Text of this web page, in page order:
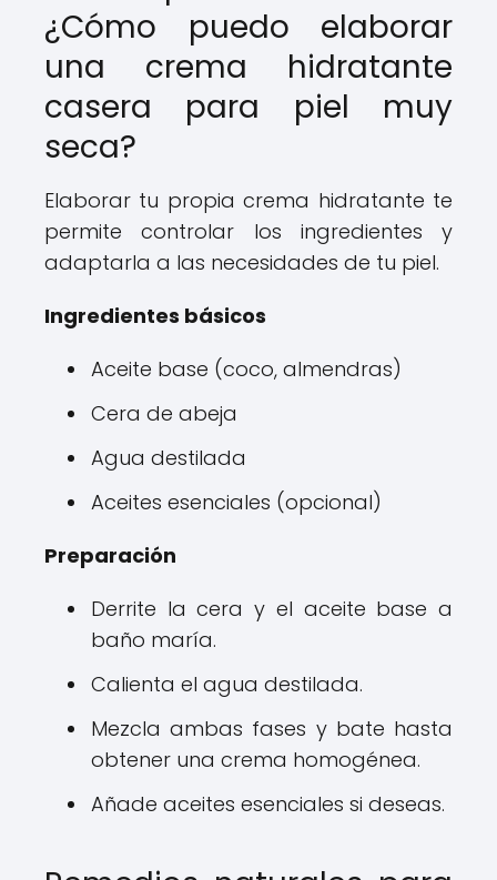
¿Cómo puedo elaborar
una crema hidratante
casera para piel muy
seca?
Elaborar tu propia crema hidratante te
permite controlar los ingredientes y
adaptarla a las necesidades de tu piel.
Ingredientes básicos
Aceite base (coco, almendras)
Cera de abeja
Agua destilada
Aceites esenciales (opcional)
Preparación
Derrite la cera y el aceite base a
baño maría.
Calienta el agua destilada.
Mezcla ambas fases y bate hasta
obtener una crema homogénea.
Añade aceites esenciales si deseas.